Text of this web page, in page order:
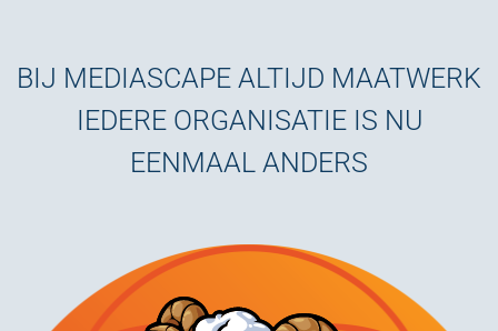
BIJ MEDIASCAPE ALTIJD MAATWERK
IEDERE ORGANISATIE IS NU
EENMAAL ANDERS